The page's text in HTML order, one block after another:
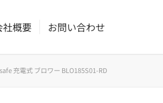
社概要 お問い合わせ
充電式 ブロワー BLO185S01-RD